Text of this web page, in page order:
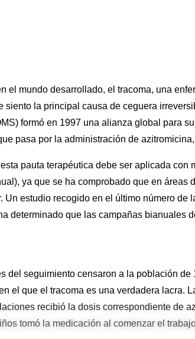
el mundo desarrollado, el tracoma, una
siento la principal causa de ceguera
formó en 1997 una alianza global para
pasa por la administración de
pauta terapéutica debe ser aplicada con
ya que se ha comprobado que en áreas
Un estudio recogido en el último número de
determinado que las campañas bianuales
del seguimiento censaron a la población
el que el tracoma es una verdadera lacra.
recibió la dosis correspondiente de
tomó la medicación al comenzar el